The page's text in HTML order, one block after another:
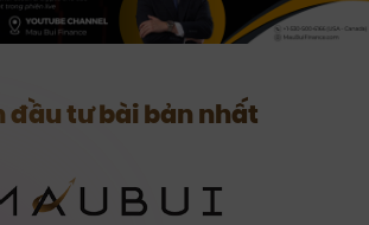
đầu tư bài bản nhất